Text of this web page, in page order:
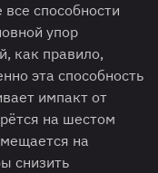
все способности
упор
как правило,
эта способность
импакт от
на шестом
на
снизить